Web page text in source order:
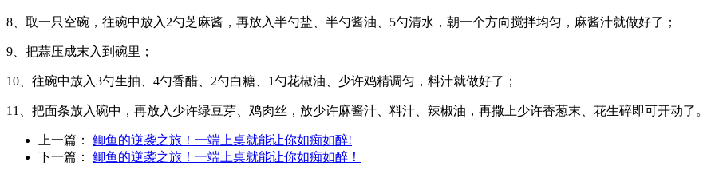
8、取一只空碗，往碗中放入2勺芝麻酱，再放入半勺盐、半勺酱油、5勺清水，朝一个方向搅拌均匀，麻酱汁就做好了；
9、把蒜压成末入到碗里；
10、往碗中放入3勺生抽、4勺香醋、2勺白糖、1勺花椒油、少许鸡精调匀，料汁就做好了；
11、把面条放入碗中，再放入少许绿豆芽、鸡肉丝，放少许麻酱汁、料汁、辣椒油，再撒上少许香葱末、花生碎即可开动了。
上一篇： 鲫鱼的逆袭之旅！一端上桌就能让你如痴如醉!
下一篇： 鲫鱼的逆袭之旅！一端上桌就能让你如痴如醉！